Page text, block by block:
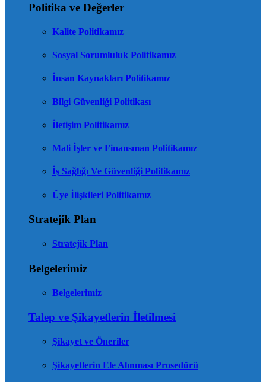
Politika ve Değerler
Kalite Politikamız
Sosyal Sorumluluk Politikamız
İnsan Kaynakları Politikamız
Bilgi Güvenliği Politikası
İletişim Politikamız
Mali İşler ve Finansman Politikamız
İş Sağlığı Ve Güvenliği Politikamız
Üye İlişkileri Politikamız
Stratejik Plan
Stratejik Plan
Belgelerimiz
Belgelerimiz
Talep ve Şikayetlerin İletilmesi
Şikayet ve Öneriler
Şikayetlerin Ele Alınması Prosedürü